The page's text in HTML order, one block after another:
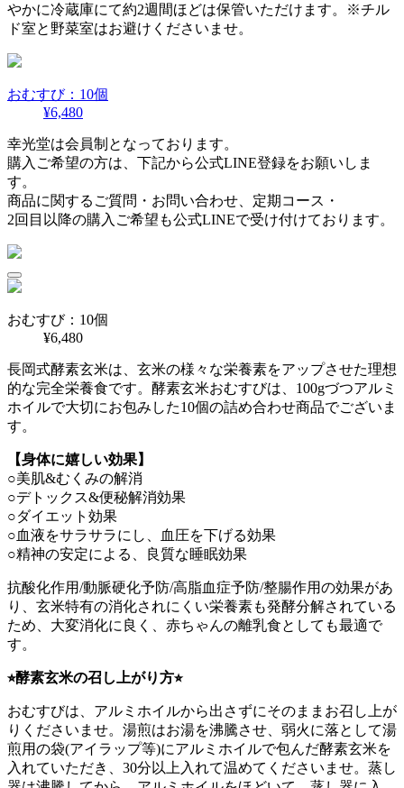
やかに冷蔵庫にて約2週間ほどは保管いただけます。
※チル
ド室と野菜室はお避けくださいませ。
おむすび：10個
¥6,480
幸光堂は会員制となっております。
購入ご希望の方は、下記から公式LINE登録をお願いしま
す。
商品に関するご質問・お問い合わせ、定期コース・
2回目以降の購入ご希望も公式LINEで受け付けております。
おむすび：10個
¥6,480
長岡式酵素玄米は、玄米の様々な栄養素をアップさせた理想
的な完全栄養食です。酵素玄米おむすびは、100gづつアルミ
ホイルで大切にお包みした10個の詰め合わせ商品でございま
す。
【身体に嬉しい効果】
○美肌&むくみの解消
○デトックス&便秘解消効果
○ダイエット効果
○血液をサラサラにし、血圧を下げる効果
○精神の安定による、良質な睡眠効果
抗酸化作用/動脈硬化予防/高脂血症予防/整腸作用の効果があ
り、玄米特有の消化されにくい栄養素も発酵分解されている
ため、大変消化に良く、赤ちゃんの離乳食としても最適で
す。
⭐︎酵素玄米の召し上がり方⭐︎
おむすびは、アルミホイルから出さずにそのままお召し上が
りくださいませ。湯煎はお湯を沸騰させ、弱火に落として湯
煎用の袋(アイラップ等)にアルミホイルで包んだ酵素玄米を
入れていただき、30分以上入れて温めてくださいませ。蒸し